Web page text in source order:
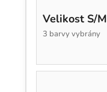
Velikost S/M
3 barvy vybrány